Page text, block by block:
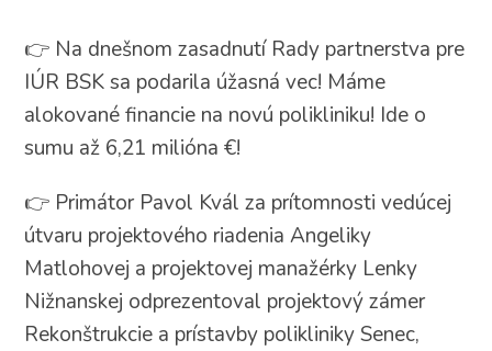
👉 Na dnešnom zasadnutí Rady partnerstva pre
IÚR BSK sa podarila úžasná vec! Máme
alokované financie na novú polikliniku! Ide o
sumu až 6,21 milióna €!
👉 Primátor Pavol Kvál za prítomnosti vedúcej
útvaru projektového riadenia Angeliky
Matlohovej a projektovej manažérky Lenky
Nižnanskej odprezentoval projektový zámer
Rekonštrukcie a prístavby polikliniky Senec,